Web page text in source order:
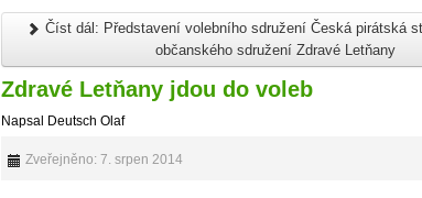
Číst dál: Představení volebního sdružení Česká pirátská
občanského sdružení Zdravé Letňany
Zdravé Letňany jdou do voleb
Napsal Deutsch Olaf
Zveřejněno: 7. srpen 2014